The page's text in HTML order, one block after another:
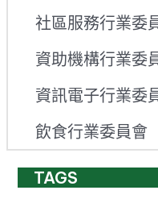
社區服務行業委
資助機構行業委
資訊電子行業委
飲食行業委員會
TAGS